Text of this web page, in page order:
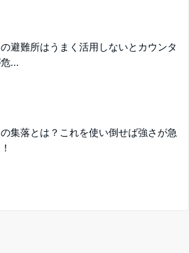
避難所はうまく活用しないとカウンタ
...
集落とは？これを使い倒せば強さが急